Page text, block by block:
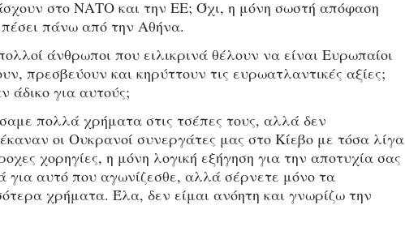
στο ΝΑΤΟ και την ΕΕ; Όχι, η μόνη σωστή απόφαση
πάνω από την Αθήνα.
άνθρωποι που ειλικρινά θέλουν να είναι Ευρωπαίοι
πρεσβεύουν και κηρύττουν τις ευρωατλαντικές αξίες;
άδικο για αυτούς;
πολλά χρήματα στις τσέπες τους, αλλά δεν
οι Ουκρανοί συνεργάτες μας στο Κίεβο με τόσα λίγα
χορηγίες, η μόνη λογική εξήγηση για την αποτυχία σας
για αυτό που αγωνίζεσθε, αλλά σέρνετε μόνο τα
χρήματα. Έλα, δεν είμαι ανόητη και γνωρίζω την